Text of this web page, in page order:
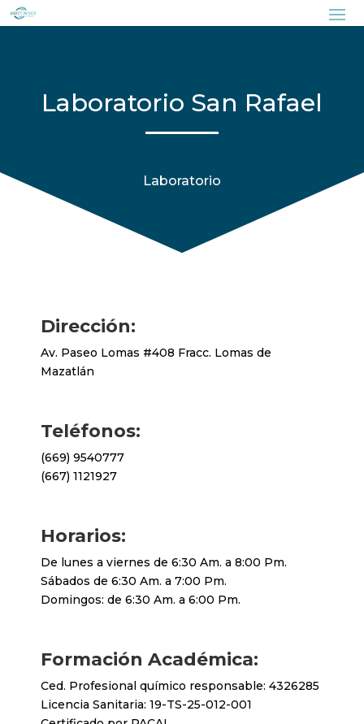
Laboratorio San Rafael
Laboratorio
Dirección:
Av. Paseo Lomas #408 Fracc. Lomas de
Mazatlán
Teléfonos:
(669) 9540777
(667) 1121927
Horarios:
De lunes a viernes de 6:30 Am. a 8:00 Pm.
Sábados de 6:30 Am. a 7:00 Pm.
Domingos: de 6:30 Am. a 6:00 Pm.
Formación Académica:
Ced. Profesional químico responsable: 4326285
Licencia Sanitaria: 19-TS-25-012-001